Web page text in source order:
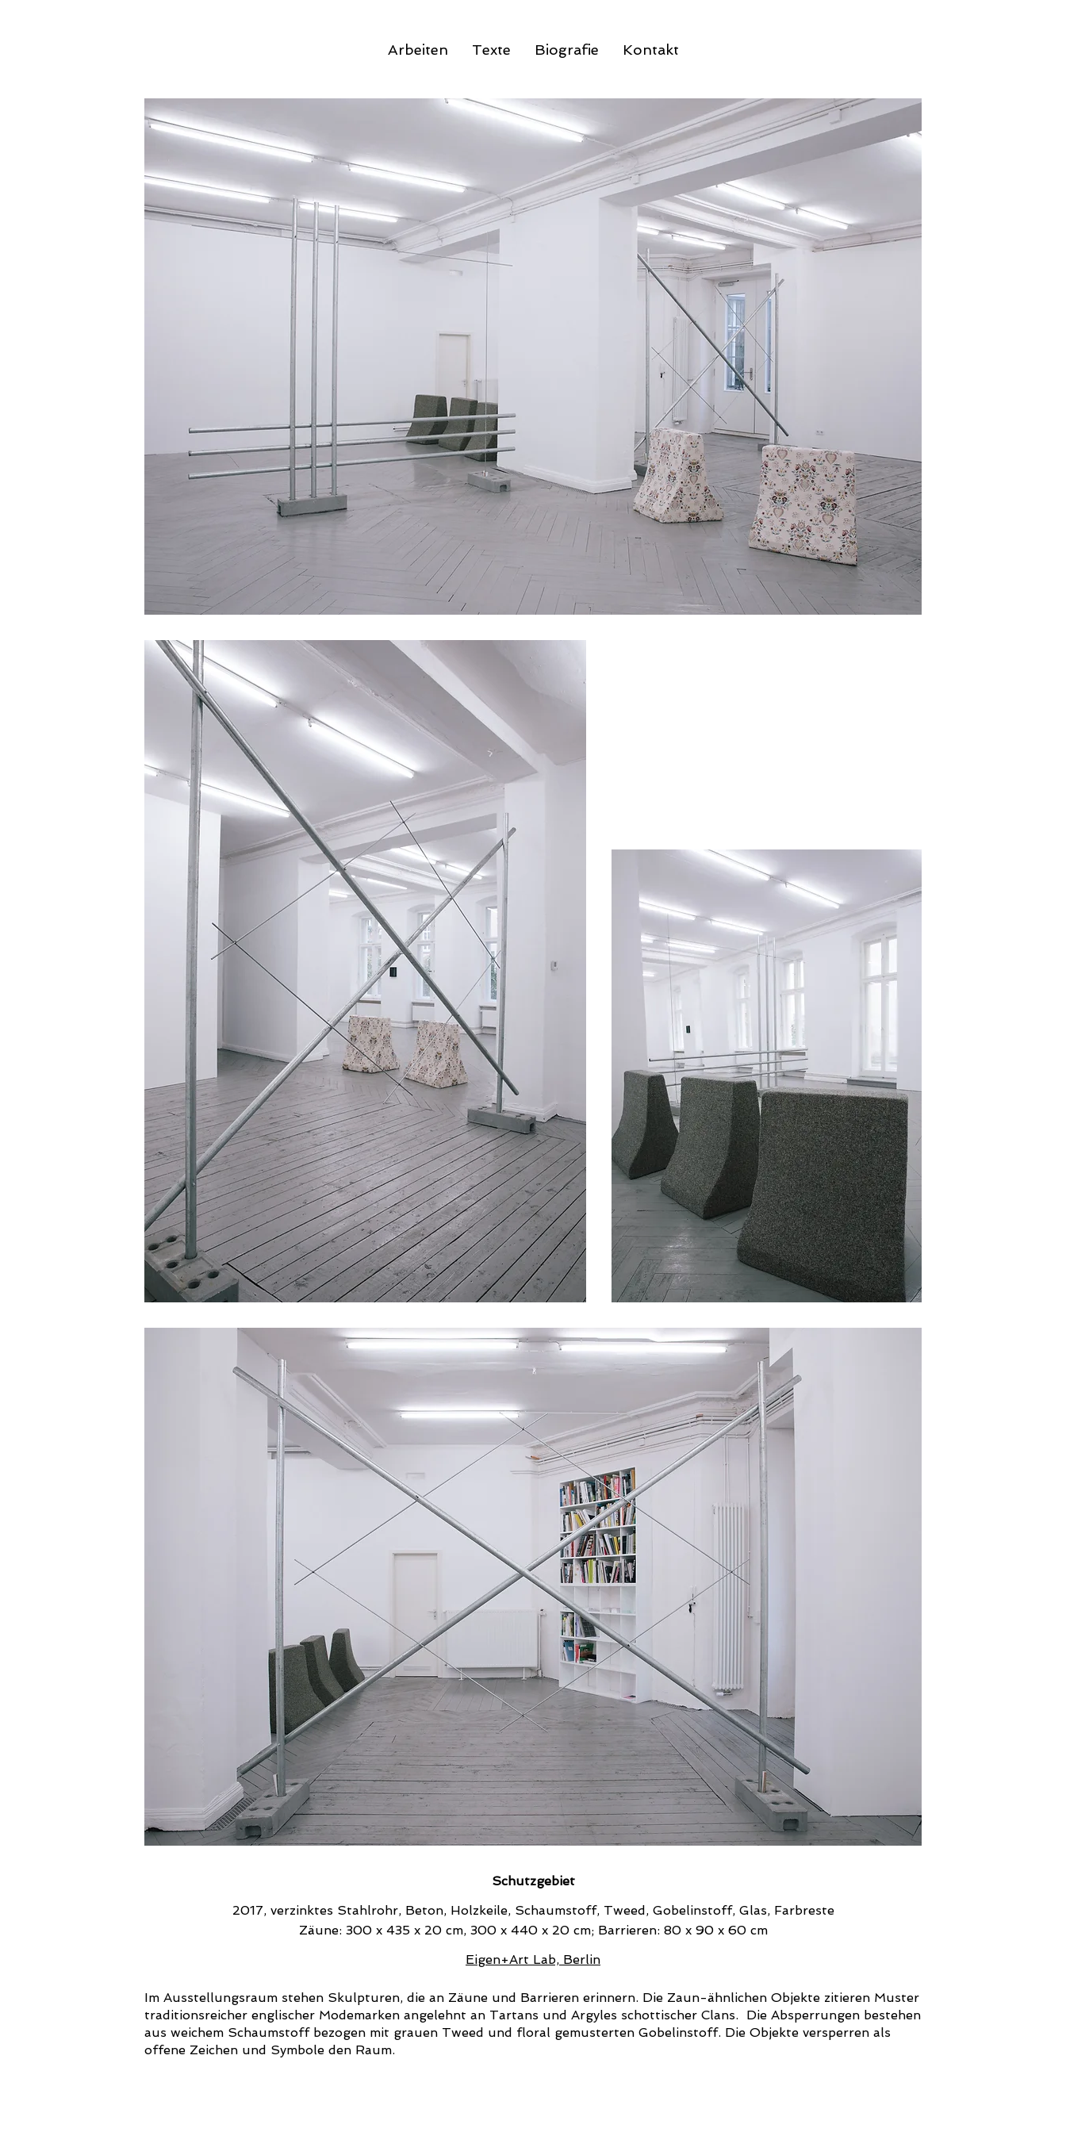
Arbeiten Texte Biografie Kontakt
Schutzgebiet
2017, verzinktes Stahlrohr, Beton, Holzkeile, Schaumstoff, Tweed, Gobelinstoff, Glas, Farbreste
Zäune: 300 x 435 x 20 cm, 300 x 440 x 20 cm; Barrieren: 80 x 90 x 60 cm
Eigen+Art Lab, Berlin
Im Ausstellungsraum stehen Skulpturen, die an Zäune und Barrieren erinnern. Die Zaun-ähnlichen Objekte zitieren Muster
traditionsreicher englischer Modemarken angelehnt an Tartans und Argyles schottischer Clans. Die Absperrungen bestehen
aus weichem Schaumstoff bezogen mit grauen Tweed und floral gemusterten Gobelinstoff. Die Objekte versperren als
offene Zeichen und Symbole den Raum.